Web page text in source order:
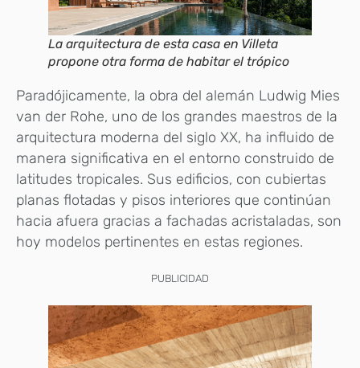
La arquitectura de esta casa en Villeta
propone otra forma de habitar el trópico
Paradójicamente, la obra del alemán Ludwig Mies
van der Rohe, uno de los grandes maestros de la
arquitectura moderna del siglo XX, ha influido de
manera significativa en el entorno construido de
latitudes tropicales. Sus edificios, con cubiertas
planas flotadas y pisos interiores que continúan
hacia afuera gracias a fachadas acristaladas, son
hoy modelos pertinentes en estas regiones.
PUBLICIDAD